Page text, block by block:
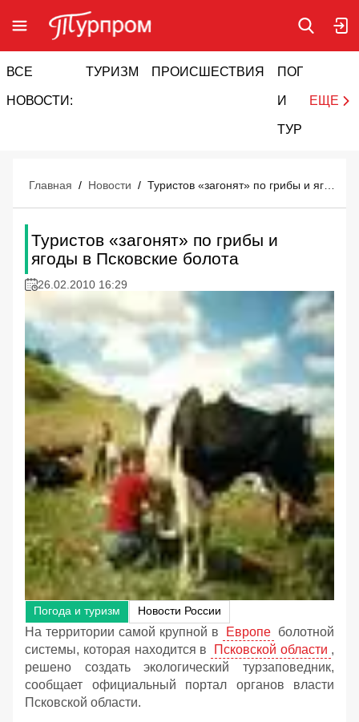
ВСЕ
НОВОСТИ:
ТУРИЗМ ПРОИСШЕСТВИЯ ПОГОДА
И
ТУРИЗМ
ЕЩЕ
Главная / Новости /
Туристов «загонят» по грибы и
ягоды в Псковские болота
26.02.2010 16:29
Погода и туризм Новости России
На территории самой крупной в Европе болотной
системы, которая находится в
Псковской области ,
решено создать экологический турзаповедник,
сообщает официальный портал органов власти
Псковской области.